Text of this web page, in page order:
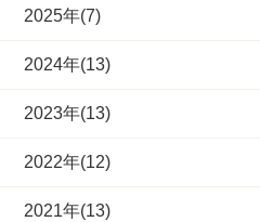
2025年(7)
2024年(13)
2023年(13)
2022年(12)
2021年(13)